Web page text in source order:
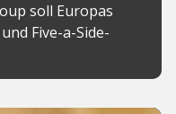
soll Europas
Five-a-Side-